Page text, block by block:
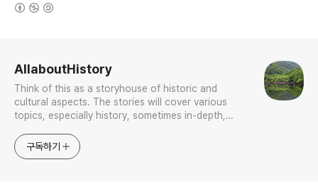
AllaboutHistory
Think of this as a storyhouse of historic and
cultural aspects. The stories will cover various
topics, especially history, sometimes in-depth,
approach will be to resist any common sense or
generalized viewpoint
구독하기